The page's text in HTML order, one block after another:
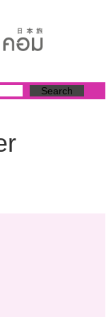
Search